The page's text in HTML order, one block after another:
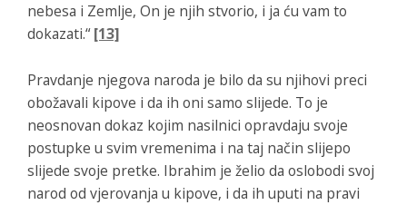
nebesa i Zemlje, On je njih stvorio, i ja ću vam to
dokazati.“[13]
Pravdanje njegova naroda je bilo da su njihovi preci
obožavali kipove i da ih oni samo slijede. To je
neosnovan dokaz kojim nasilnici opravdaju svoje
postupke u svim vremenima i na taj način slijepo
slijede svoje pretke. Ibrahim je želio da oslobodi svoj
narod od vjerovanja u kipove, i da ih uputi na pravi